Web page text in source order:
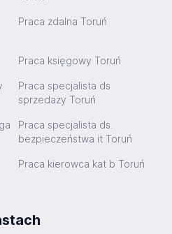
Praca zdalna Toruń
Praca księgowy Toruń
Praca specjalista ds
sprzedaży Toruń
Praca specjalista ds.
bezpieczeństwa it Toruń
Praca kierowca kat b Toruń